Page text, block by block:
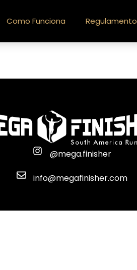
Como Funciona Regulamento
@mega.finisher
info@megafinisher.com